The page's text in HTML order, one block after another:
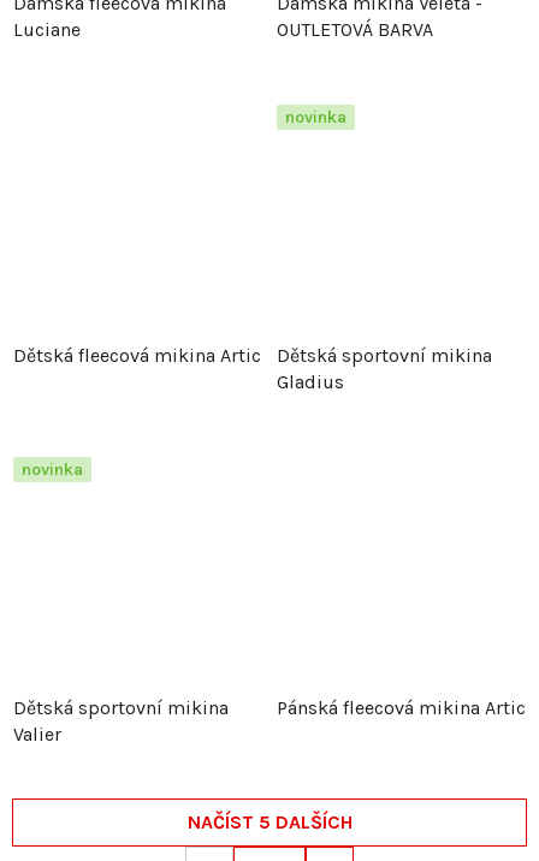
Luciane
OUTLETOVÁ BARVA
Dětská fleecová mikina Artic
novinka
Dětská sportovní mikina
Gladius
novinka
Dětská sportovní mikina
Valier
Pánská fleecová mikina Artic
NAČÍST 5 DALŠÍCH